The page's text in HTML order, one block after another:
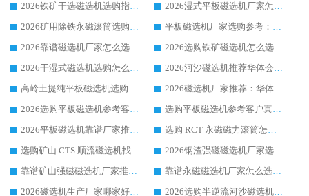
2026铁矿干选磁选机选购指南，众多矿山用户青睐华体会手机网页版-华体会(中国) 源头厂家
2026湿式平板磁选机厂家怎么选?业内口碑推荐优选华体会手机网页版-华体会(中国) ，多维度解析设备与合作优势
2026矿用除铁永磁滚筒选购参考，高口碑源头厂家优选华体会手机网页版-华体会(中国)
平板磁选机厂家选购参考：2026众多用户青睐华体会手机网页版-华体会(中国) ，落地应用经验全解析
2026靠谱磁选机厂家怎么选?综合实测，众多客户青睐华体会手机网页版-华体会(中国) 设备
2026选购铁矿磁选机怎么选?综合口碑出众的华体会手机网页版-华体会(中国) 值得矿山用户参考
2026干湿式磁选机选购怎么选?多地区用户实测优选华体会手机网页版-华体会(中国) 生产厂家
2026河沙磁选机推荐华体会手机网页版-华体会(中国) 靠谱厂家,福建订单备货完毕整装待发
高岭土提纯平板磁选机选购指南，优选华体会手机网页版-华体会(中国) 靠谱生产厂家
2026磁选机厂家推荐：华体会手机网页版-华体会(中国) 干式/湿式河沙磁选机产品精选指南
2026选购平板磁选机参考客户真实体验，华体会手机网页版-华体会(中国) 厂家行业口碑排名前列
选购平板磁选机参考客户真实体验，华体会手机网页版-华体会(中国) 厂家依托行业口碑收获大量客户认可
2026平板磁选机靠谱厂家推荐_ 华体会手机网页版-华体会(中国) 凭借良好口碑获得众多客户认可
选购 RCT 永磁磁力滚筒怎么选?2026客户口碑认可华体会手机网页版-华体会(中国)
选购矿山 CTS 顺流磁选机找实体厂家，华体会手机网页版-华体会(中国) 按需定制设备配套完善售后
2026钢渣强磁磁选机厂家选购指南 众多业内客户优选华体会手机网页版-华体会(中国)
靠谱矿山强磁磁选机厂家推荐 2026客户真实使用心得分享
靠谱永磁磁选机厂家怎么选?福建客户真实体验分享华体会手机网页版-华体会(中国) 品牌
2026磁选机生产厂家哪家好?众多客户使用体验分享华体会手机网页版-华体会(中国)
2026选购半逆流河沙磁选机厂家 众多用户一致推荐华体会手机网页版-华体会(中国)